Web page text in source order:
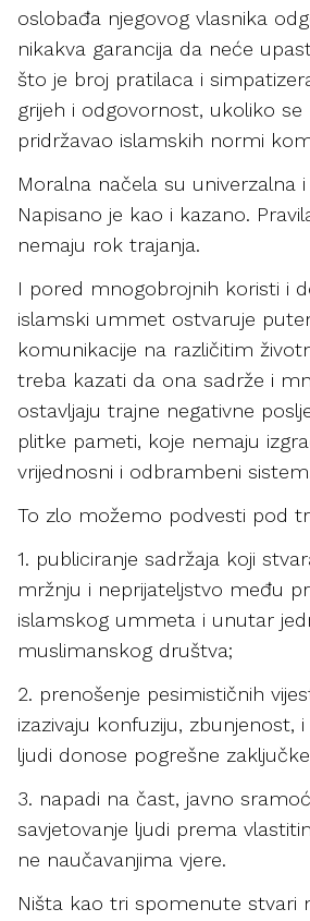
oslobađa njegovog vlasnika
nikakva garancija da neće
što je broj pratilaca i
grijeh i odgovornost, ukoliko se
pridržavao islamskih normi
Moralna načela su univerzalna
Napisano je kao i kazano.
nemaju rok trajanja.
I pored mnogobrojnih koristi i
islamski ummet ostvaruje
komunikacije na različitim
treba kazati da ona sadrže i
ostavljaju trajne negativne
plitke pameti, koje nemaju
vrijednosni i odbrambeni
To zlo možemo podvesti pod
1. publiciranje sadržaja koji
mržnju i neprijateljstvo među
islamskog ummeta i unutar
muslimanskog društva;
2. prenošenje pesimističnih
izazivaju konfuziju, zbunjenost,
ljudi donose pogrešne
3. napadi na čast, javno
savjetovanje ljudi prema
ne naučavanjima vjere.
Ništa kao tri spomenute stvari